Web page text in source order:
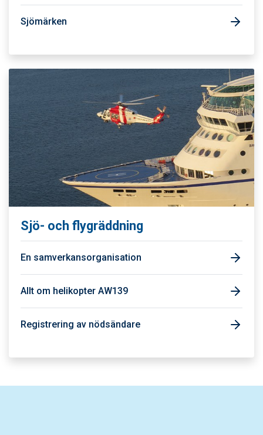
Sjömärken
Sjö- och flygräddning
En samverkansorganisation
Allt om helikopter AW139
Registrering av nödsändare